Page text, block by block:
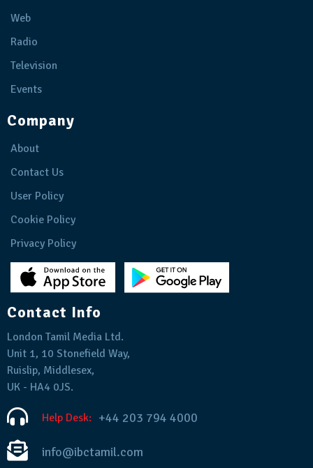
Web
Radio
Television
Events
Company
About
Contact Us
User Policy
Cookie Policy
Privacy Policy
Contact Info
London Tamil Media Ltd.
Unit 1, 10 Stonefield Way,
Ruislip, Middlesex,
UK - HA4 0JS.
Help Desk: +44 203 794 4000
info@ibctamil.com